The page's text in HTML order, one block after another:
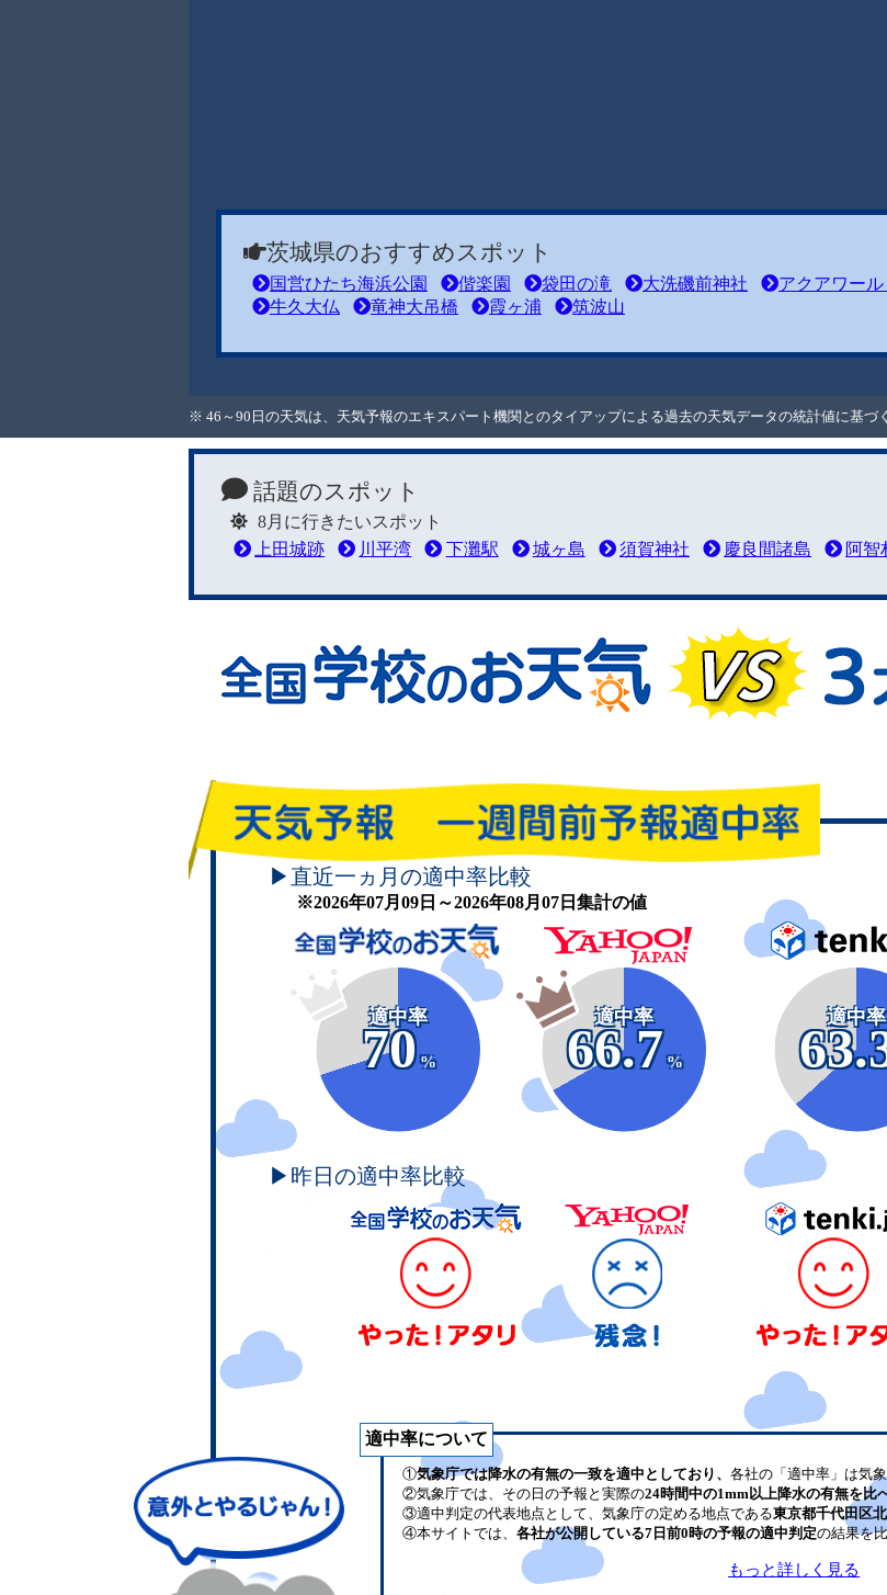
茨城県のおすすめスポット
国営ひたち海浜公園 偕楽園 袋田の滝 大洗磯前神社 アクアワー
牛久大仏
竜神大吊橋 霞ヶ浦 筑波山
※ 46～90日の天気は、天気予報のエキスパート機関とのタイアップによる過去の天気データの統計値に基づ
話題のスポット
8月に行きたいスポット
上田城跡
川平湾 下灘駅 城ヶ島 須賀神社 慶良間諸島 阿智
▶直近一ヵ月の適中率比較
※2026年07月09日～2026年08月07日集計の値
適中率
70
%
適中率
66.7
%
適中率
▶昨日の適中率比較
適中率について
①気象庁では降水の有無の一致を適中としており、 各社の「適中率」は気
②気象庁では、その日の予報と実際の24時間中の1mm以上降水の有無を比べ
③適中判定の代表地点として、気象庁の定める地点である東京都千代田区
④本サイトでは、 各社が公開している7日前0時の予報の適中判定の結果を
もっと詳しく見る